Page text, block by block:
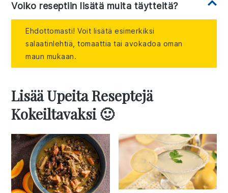
Voiko reseptiin lisätä muita täytteitä?
Ehdottomasti! Voit lisätä esimerkiksi
salaatinlehtiä, tomaattia tai avokadoa oman
maun mukaan.
Lisää Upeita Reseptejä
Kokeiltavaksi 🙂